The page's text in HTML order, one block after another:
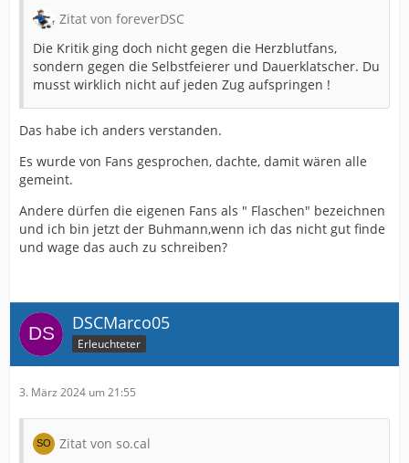
Zitat von foreverDSC
Die Kritik ging doch nicht gegen die Herzblutfans,
sondern gegen die Selbstfeierer und Dauerklatscher. Du
musst wirklich nicht auf jeden Zug aufspringen !
Das habe ich anders verstanden.
Es wurde von Fans gesprochen, dachte, damit wären alle
gemeint.
Andere dürfen die eigenen Fans als " Flaschen" bezeichnen
und ich bin jetzt der Buhmann,wenn ich das nicht gut finde
und wage das auch zu schreiben?
DSCMarco05
Erleuchteter
3. März 2024 um 21:55
Zitat von so.cal